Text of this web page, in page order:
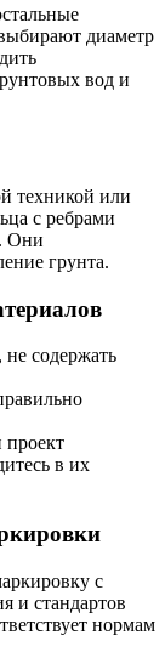
диаметр
вод и
техникой или
с ребрами
Они
грунта.
не содержать
в их
с
и стандартов
нормам